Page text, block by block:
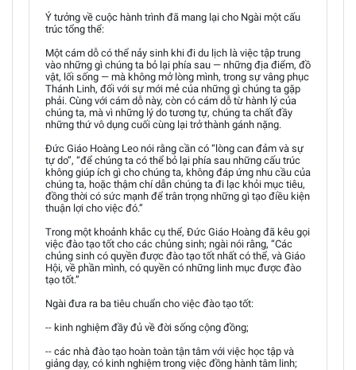
Ý tưởng về cuộc hành trình đã mang lại cho Ngài một cấu
trúc tổng thể:
Một cám dỗ có thể nảy sinh khi đi du lịch là việc tập trung
vào những gì chúng ta bỏ lại phía sau — những địa điểm, đồ
vật, lối sống — mà không mở lòng mình, trong sự vâng phục
Thánh Linh, đối với sự mới mẻ của những gì chúng ta gặp
phải. Cùng với cám dỗ này, còn có cám dỗ từ hành lý của
chúng ta, mà vì những lý do tương tự, chúng ta chất đầy
những thứ vô dụng cuối cùng lại trở thành gánh nặng.
Đức Giáo Hoàng Leo nói rằng cần có “lòng can đảm và sự
tự do”, “để chúng ta có thể bỏ lại phía sau những cấu trúc
không giúp ích gì cho chúng ta, không đáp ứng nhu cầu của
chúng ta, hoặc thậm chí dẫn chúng ta đi lạc khỏi mục tiêu,
đồng thời có sức mạnh để trân trọng những gì tạo điều kiện
thuận lợi cho việc đó.”
Trong một khoảnh khắc cụ thể, Đức Giáo Hoàng đã kêu gọi
việc đào tạo tốt cho các chủng sinh; ngài nói rằng, “Các
chủng sinh có quyền được đào tạo tốt nhất có thể, và Giáo
Hội, về phần mình, có quyền có những linh mục được đào
tạo tốt.”
Ngài đưa ra ba tiêu chuẩn cho việc đào tạo tốt:
-- kinh nghiệm đầy đủ về đời sống cộng đồng;
-- các nhà đào tạo hoàn toàn tận tâm với việc học tập và
giảng dạy, có kinh nghiệm trong việc đồng hành tâm linh;